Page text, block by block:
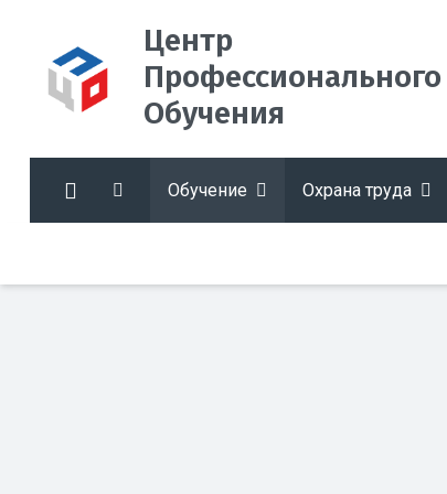
Центр
Профессионального
Обучения
Обучение Охрана труда